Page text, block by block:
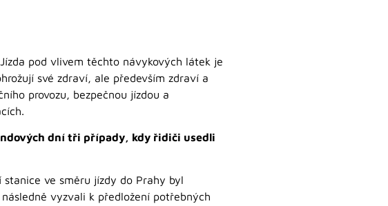
pod vlivem těchto návykových látek je
své zdraví, ale především zdraví a
provozu, bezpečnou jízdou a
dní tři případy, kdy řidiči usedli
ve směru jízdy do Prahy byl
vyzvali k předložení potřebných